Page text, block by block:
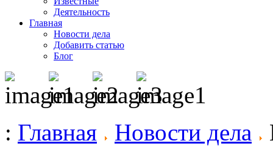
Деятельность
Главная
Новости дела
Добавить статью
Блог
: Главная Новости дела